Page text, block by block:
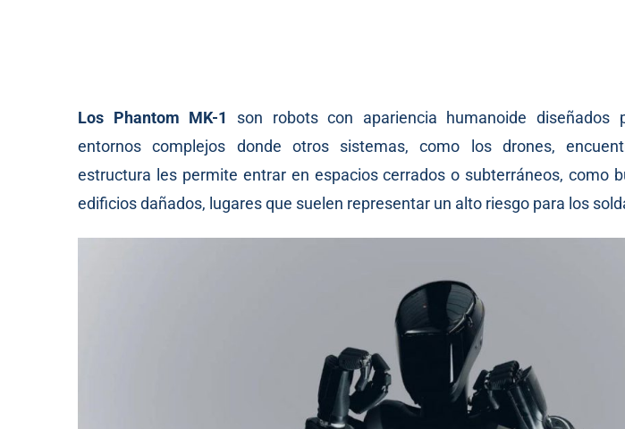
Los Phantom MK-1
son robots con apariencia humanoide diseñados
entornos complejos donde otros sistemas, como los drones,
estructura les permite entrar en espacios cerrados o subterráneos, como
edificios dañados, lugares que suelen representar un alto riesgo para los